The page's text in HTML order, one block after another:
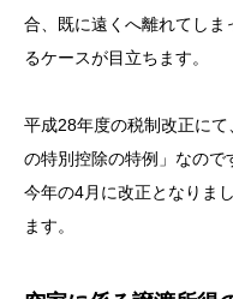
合、既に遠くへ離れてし
るケースが目立ちます。
平成28年度の税制改正に
の特別控除の特例」なので
今年の4月に改正となりま
ます。